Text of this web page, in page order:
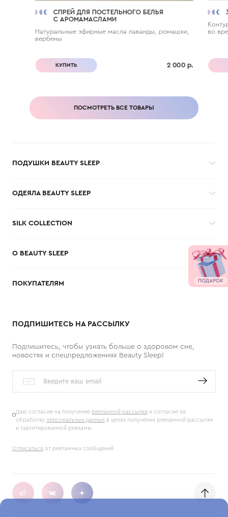
СПРЕЙ ДЛЯ ПОСТЕЛЬНОГО БЕЛЬЯ
С АРОМАМАСЛАМИ
Натуральные эфирные масла лаванды, ромашки,
вербены
КУПИТЬ 2 000 р.
во
ПОСМОТРЕТЬ ВСЕ ТОВАРЫ
ПОДУШКИ BEAUTY SLEEP
ОДЕЯЛА BEAUTY SLEEP
SILK COLLECTION
О BEAUTY SLEEP
ПОКУПАТЕЛЯМ
ПОДПИШИТЕСЬ НА РАССЫЛКУ
Подпишитесь, чтобы узнать больше о здоровом сне,
новостях и спецпредложениях Beauty Sleep!
Даю согласие на получение рекламной рассылки и согласие на
обработку персональных данныхв целях получения рекламной рассылки
и таргетированной рекламы
Отписаться от рекламных сообщений